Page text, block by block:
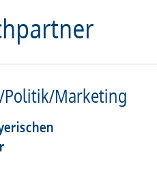
Marketing